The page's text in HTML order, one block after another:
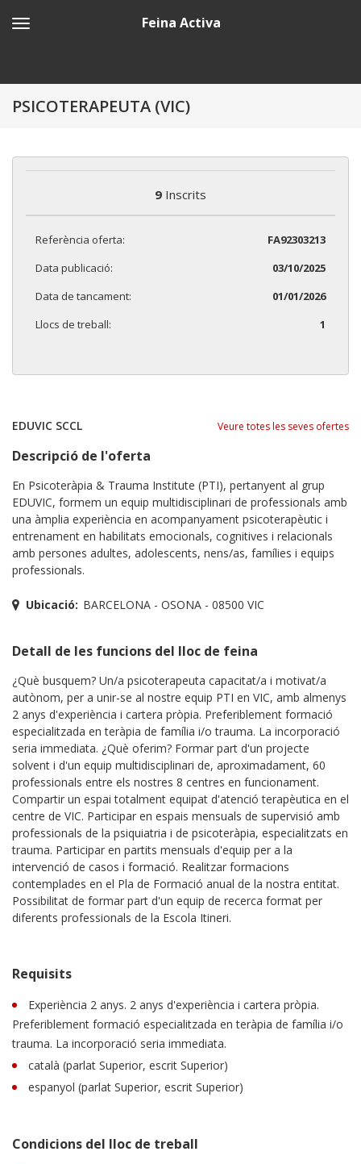
Feina Activa
PSICOTERAPEUTA (VIC)
9 Inscrits
Referència oferta:
FA92303213
Data publicació:
03/10/2025
Data de tancament:
01/01/2026
Llocs de treball:
1
EDUVIC SCCL Veure totes les seves ofertes
Descripció de l'oferta
En Psicoteràpia & Trauma Institute (PTI), pertanyent al grup
EDUVIC, formem un equip multidisciplinari de professionals amb
una àmplia experiència en acompanyament psicoterapèutic i
entrenament en habilitats emocionals, cognitives i relacionals
amb persones adultes, adolescents, nens/as, famílies i equips
professionals.
Ubicació: BARCELONA - OSONA - 08500 VIC
Detall de les funcions del lloc de feina
¿Què busquem? Un/a psicoterapeuta capacitat/a i motivat/a
autònom, per a unir-se al nostre equip PTI en VIC, amb almenys
2 anys d'experiència i cartera pròpia. Preferiblement formació
especialitzada en teràpia de família i/o trauma. La incorporació
seria immediata. ¿Què oferim? Formar part d'un projecte
solvent i d'un equip multidisciplinari de, aproximadament, 60
professionals entre els nostres 8 centres en funcionament.
Compartir un espai totalment equipat d'atenció terapèutica en el
centre de VIC. Participar en espais mensuals de supervisió amb
professionals de la psiquiatria i de psicoteràpia, especialitzats en
trauma. Participar en partits mensuals d'equip per a la
intervenció de casos i formació. Realitzar formacions
contemplades en el Pla de Formació anual de la nostra entitat.
Possibilitat de formar part d'un equip de recerca format per
diferents professionals de la Escola Itineri.
Requisits
Experiència 2 anys. 2 anys d'experiència i cartera pròpia.
Preferiblement formació especialitzada en teràpia de família i/o
trauma. La incorporació seria immediata.
català (parlat Superior, escrit Superior)
espanyol (parlat Superior, escrit Superior)
Condicions del lloc de treball